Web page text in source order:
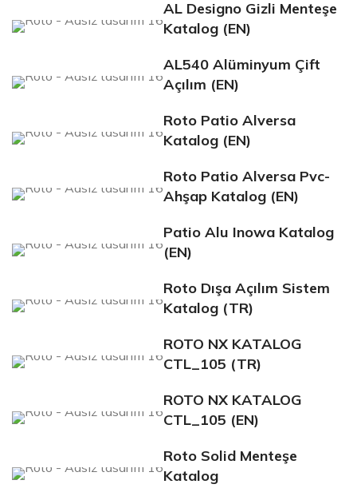
AL Designo Gizli Menteşe
Katalog (EN)
AL540 Alüminyum Çift
Açılım (EN)
Roto Patio Alversa
Katalog (EN)
Roto Patio Alversa Pvc-
Ahşap Katalog (EN)
Patio Alu Inowa Katalog
(EN)
Roto Dışa Açılım Sistem
Katalog (TR)
ROTO NX KATALOG
CTL_105 (TR)
ROTO NX KATALOG
CTL_105 (EN)
Roto Solid Menteşe
Katalog